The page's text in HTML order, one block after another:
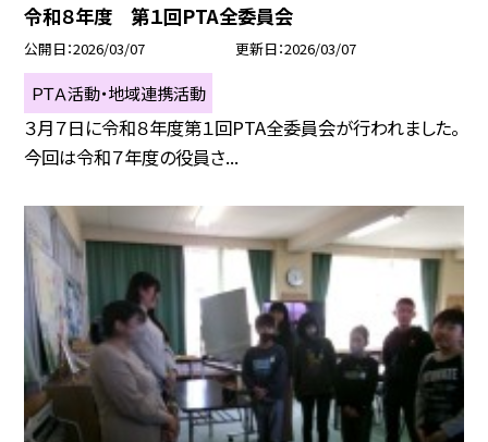
令和８年度 第１回PTA全委員会
公開日 2026/03/07 更新日 2026/03/07
ＰＴＡ活動・地域連携活動
３月７日に令和８年度第１回PTA全委員会が行われました。
今回は令和７年度の役員さ...